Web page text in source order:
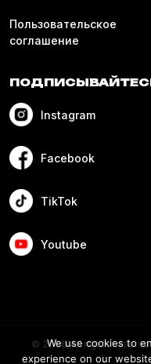
Пользовательское
соглашение
Instagram
Facebook
TikTok
Youtube
© 2026 All rights
We use cookies to
experience on our